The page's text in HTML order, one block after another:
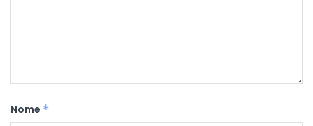
Nome *